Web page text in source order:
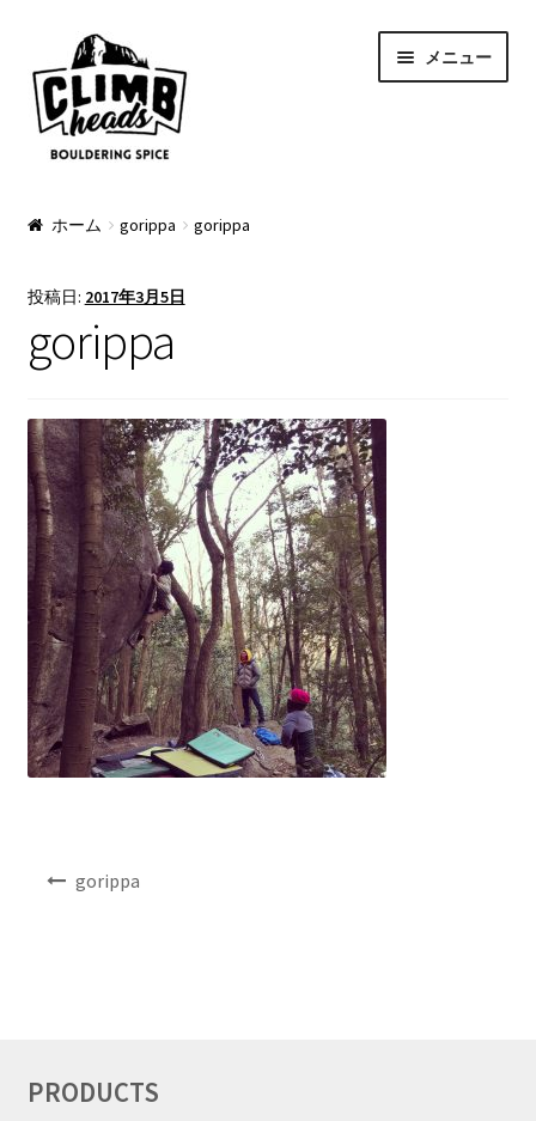
ビ
ゲ
ー
ン
ス
キ
ッ
プ
ン
テ
ン
ス
ッ
プ
メニュー
Apparel
Pad Option
Custom Charge
NEWS
INFO
Product Sample
Custom Order
Shipping
Contact
ホーム gorippa gorippa
投稿日: 2017年3月5日
gorippa
ョ
ン
gorippa
PRODUCTS